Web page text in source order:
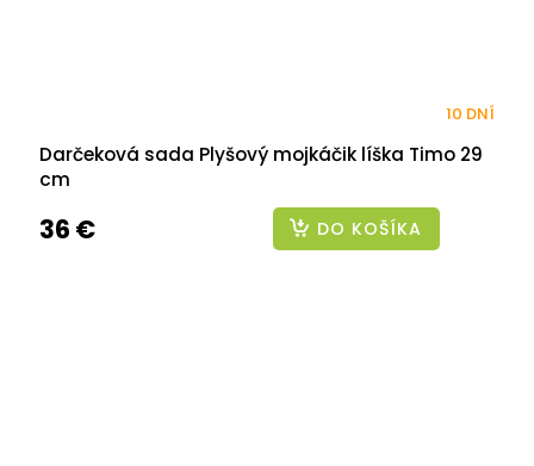
Darčeková sada Plyšový mojkáčik líška Timo 29
cm
10 DNÍ
36 € DO KOŠÍKA